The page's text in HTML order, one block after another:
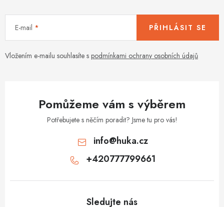
y
ý
p
E-mail
Vložením e-mailu souhlasíte s podmínkami ochrany osobních údajů
PŘIHLÁSIT SE
Pomůžeme vám s výběrem
Potřebujete s něčím poradit? Jsme tu pro vás!
info@huka.cz
+420777799661